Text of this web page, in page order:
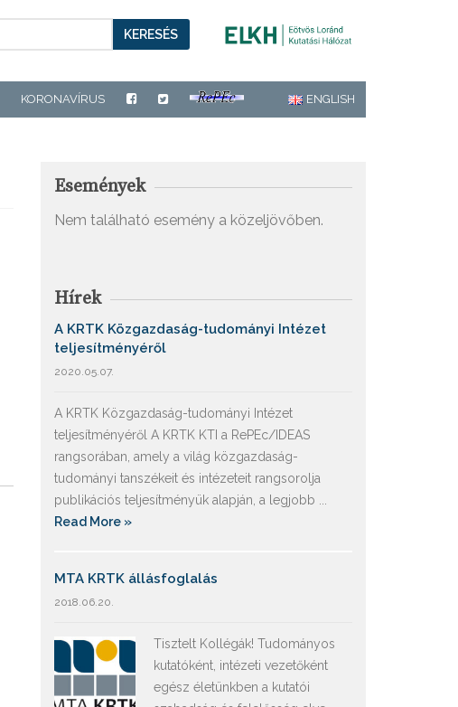
KERESÉS
KORONAVÍRUS ENGLISH
Események
Nem található esemény a közeljövőben.
Hírek
A KRTK Közgazdaság-tudományi Intézet
teljesítményéről
2020.05.07.
A KRTK Közgazdaság-tudományi Intézet
teljesítményéről A KRTK KTI a RePEc/IDEAS
rangsorában, amely a világ közgazdaság-
tudományi tanszékeit és intézeteit rangsorolja
publikációs teljesítményük alapján, a legjobb ...
Read More »
MTA KRTK állásfoglalás
2018.06.20.
Tisztelt Kollégák! Tudományos
kutatóként, intézeti vezetőként
egész életünkben a kutatói